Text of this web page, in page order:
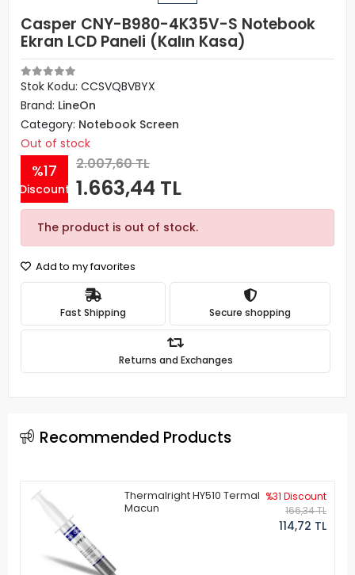
Casper CNY-B980-4K35V-S Notebook
Ekran LCD Paneli (Kalın Kasa)
Stok Kodu: CCSVQBVBYX
Brand: LineOn
Category: Notebook Screen
Out of stock
%17
Discount
2.007,60 TL
1.663,44 TL
The product is out of stock.
Add to my favorites
Fast Shipping Secure shopping
Returns and Exchanges
Recommended Products
Thermalright HY510 Termal
Macun
%31 Discount
166,34 TL
114,72 TL